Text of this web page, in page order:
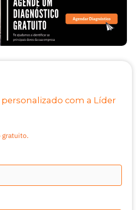
com a Líder
gratuito.